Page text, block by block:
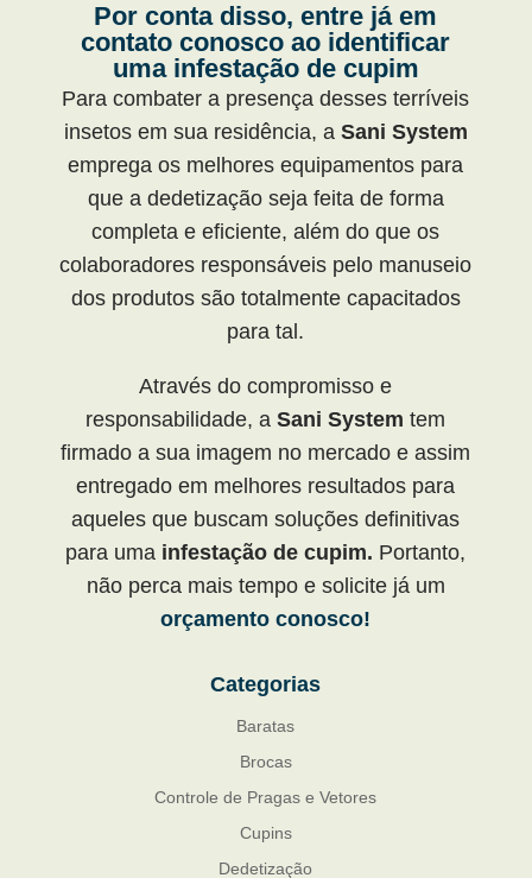
Por conta disso, entre já em
contato conosco ao identificar
uma infestação de cupim
Para combater a presença desses terríveis
insetos em sua residência, a Sani System
emprega os melhores equipamentos para
que a dedetização seja feita de forma
completa e eficiente, além do que os
colaboradores responsáveis pelo manuseio
dos produtos são totalmente capacitados
para tal.
Através do compromisso e
responsabilidade, aSani System tem
firmado a sua imagem no mercado e assim
entregado em melhores resultados para
aqueles que buscam soluções definitivas
para uma infestação de cupim. Portanto,
não perca mais tempo e solicite já um
orçamento conosco!
Categorias
Baratas
Brocas
Controle de Pragas e Vetores
Cupins
Dedetização